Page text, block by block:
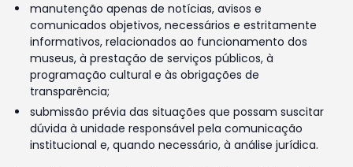
manutenção apenas de notícias, avisos e
comunicados objetivos, necessários e estritamente
informativos, relacionados ao funcionamento dos
museus, à prestação de serviços públicos, à
programação cultural e às obrigações de
transparência;
submissão prévia das situações que possam suscitar
dúvida à unidade responsável pela comunicação
institucional e, quando necessário, à análise jurídica.